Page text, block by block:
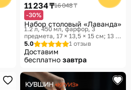
11 234 ₸16 048 ₸
-30%
Набор столовый «Лаванда»
1.2 л, 450 мл, фарфор, 3
предмета, 17 × 13,5 × 15 см; 13 ×
10 × 8,5 см Elan Gallery,
Лаванда
5.0 1 отзыв
Доставим
бесплатно завтра